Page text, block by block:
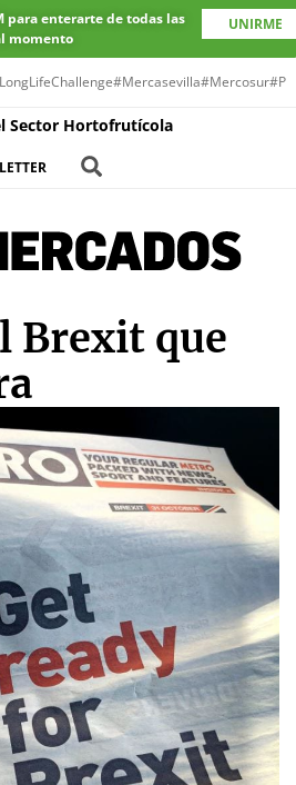
para enterarte de todas las
momento
UNIRME
#Mercasevilla#Mercosur
Sector Hortofrutícola
Brexit que